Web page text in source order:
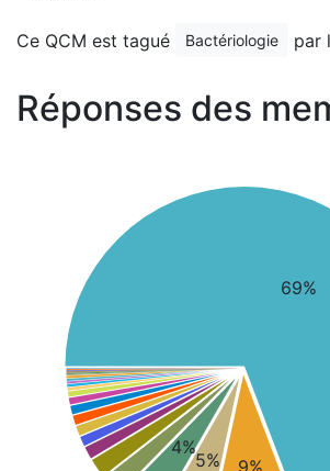
Ce QCM est tagué Bactériologie par
Réponses des
69%
9%
5%
4%